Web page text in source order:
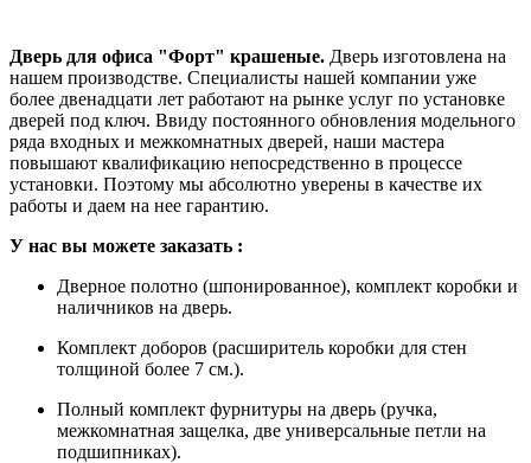
Дверь для офиса "Форт" крашеные. Дверь изготовлена на
нашем производстве. Специалисты нашей компании уже
более двенадцати лет работают на рынке услуг по установке
дверей под ключ. Ввиду постоянного обновления модельного
ряда входных и межкомнатных дверей, наши мастера
повышают квалификацию непосредственно в процессе
установки. Поэтому мы абсолютно уверены в качестве их
работы и даем на нее гарантию.
У нас вы можете заказать :
Дверное полотно (шпонированное), комплект коробки и
наличников на дверь.
Комплект доборов (расширитель коробки для стен
толщиной более 7 см.).
Полный комплект фурнитуры на дверь (ручка,
межкомнатная защелка, две универсальные петли на
подшипниках).